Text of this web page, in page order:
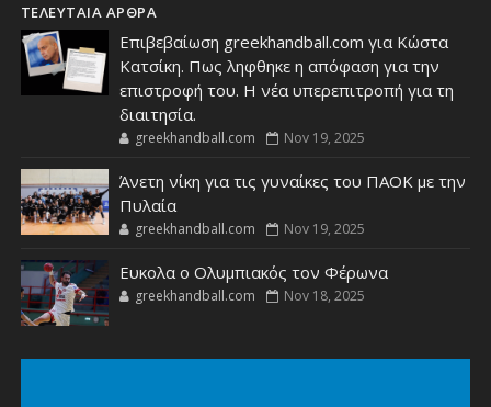
ΤΕΛΕΥΤΑΙΑ ΑΡΘΡΑ
Επιβεβαίωση greekhandball.com για Κώστα
Κατσίκη. Πως ληφθηκε η απόφαση για την
επιστροφή του. Η νέα υπερεπιτροπή για τη
διαιτησία.
greekhandball.com Nov 19, 2025
Άνετη νίκη για τις γυναίκες του ΠΑΟΚ με την
Πυλαία
greekhandball.com Nov 19, 2025
Ευκολα ο Ολυμπιακός τον Φέρωνα
greekhandball.com Nov 18, 2025